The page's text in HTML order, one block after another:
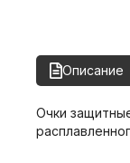
Описание
Очки